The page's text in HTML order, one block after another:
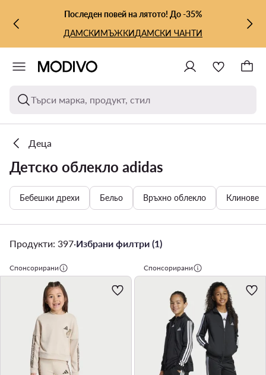
КЪМ ОСНОВНОТО СЪДЪРЖАНИЕ
КЪМ ТЪРСЕНЕПоследен повей на лятото! До -35%
ДАМСКИМЪЖКИДАМСКИ ЧАНТИ
Търси марка, продукт, стил
Деца
Детско облекло adidas
Бебешки дрехи Бельо Връхно облекло Клинове
Продукти: 397·Избрани филтри (1)
Спонсорирани Спонсорирани